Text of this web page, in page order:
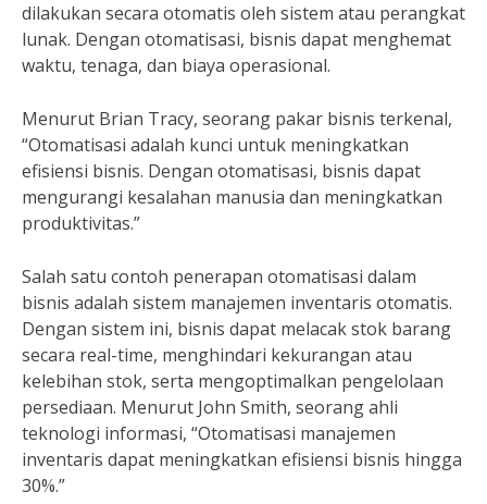
dilakukan secara otomatis oleh sistem atau perangkat
lunak. Dengan otomatisasi, bisnis dapat menghemat
waktu, tenaga, dan biaya operasional.
Menurut Brian Tracy, seorang pakar bisnis terkenal,
“Otomatisasi adalah kunci untuk meningkatkan
efisiensi bisnis. Dengan otomatisasi, bisnis dapat
mengurangi kesalahan manusia dan meningkatkan
produktivitas.”
Salah satu contoh penerapan otomatisasi dalam
bisnis adalah sistem manajemen inventaris otomatis.
Dengan sistem ini, bisnis dapat melacak stok barang
secara real-time, menghindari kekurangan atau
kelebihan stok, serta mengoptimalkan pengelolaan
persediaan. Menurut John Smith, seorang ahli
teknologi informasi, “Otomatisasi manajemen
inventaris dapat meningkatkan efisiensi bisnis hingga
30%.”